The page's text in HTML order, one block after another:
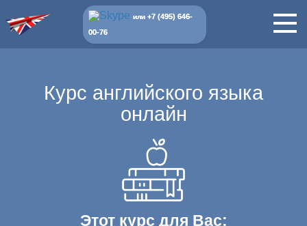
или +7 (495) 646-
00-76
Курс английского языка
онлайн
Этот курс для Вас: